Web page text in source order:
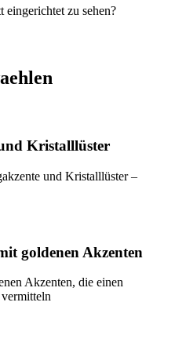
zu sehen?
Kristalllüster
und Kristalllüster –
goldenen Akzenten
Akzenten, die einen